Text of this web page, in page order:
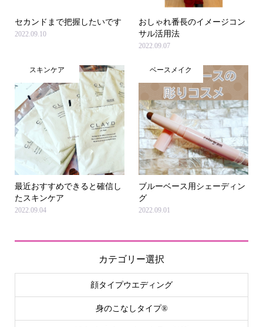
セカンドまで把握したいです
2022.09.10
おしゃれ番長のイメージコン
サル活用法
2022.09.07
スキンケア
最近おすすめできると確信し
たスキンケア
2022.09.04
ベースメイク
ブルーベース用シェーディン
グ
2022.09.01
カテゴリー選択
顔タイプウエディング
身のこなしタイプ®